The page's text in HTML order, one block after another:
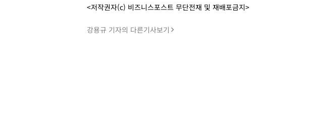
<저작권자(c) 비즈니스포스트 무단전재 및 재배포금지>
강용규 기자의 다른기사보기